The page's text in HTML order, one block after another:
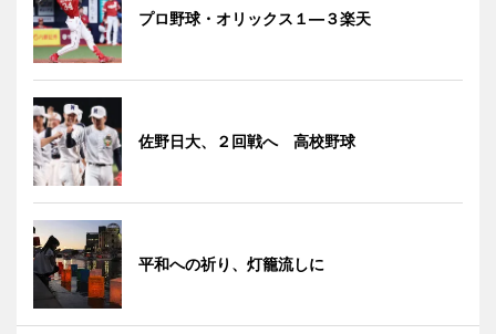
プロ野球・オリックス１―３楽天
佐野日大、２回戦へ 高校野球
平和への祈り、灯籠流しに